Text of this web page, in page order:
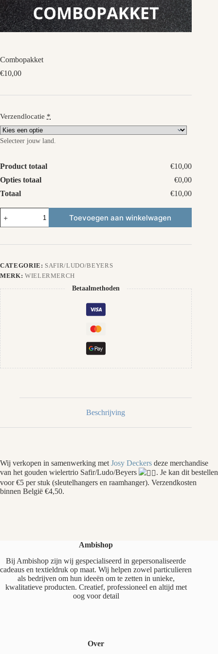
Combopakket
€10,00
Verzendlocatie *
Selecteer jouw land.
Product totaal
€10,00
Opties totaal
€0,00
Totaal
€10,00
aantal
Toevoegen aan winkelwagen
CATEGORIE: SAFIR/LUDO/BEYERS
MERK: WIELERMERCH
Betaalmethoden
Beschrijving
Wij verkopen in samenwerking met Josy Deckers deze merchandise
van het gouden wielertrio Safir/Ludo/Beyers
. Je kan dit bestellen
voor €5 per stuk (sleutelhangers en raamhanger). Verzendkosten
binnen België €4,50.
Ambishop
Bij Ambishop zijn wij gespecialiseerd in gepersonaliseerde
cadeaus en textieldruk op maat. Wij helpen zowel particulieren
als bedrijven om hun ideeën om te zetten in unieke,
kwalitatieve producten. Creatief, professioneel en altijd met
oog voor detail
Over